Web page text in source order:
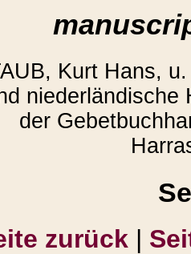
Kurt Hans,
niederländische
der
zurück |